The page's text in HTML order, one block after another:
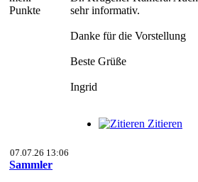
Punkte
sehr informativ.
Danke für die Vorstellung
Beste Grüße
Ingrid
Zitieren
07.07.26 13:06
Sammler